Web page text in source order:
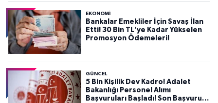
EKONOMİ
Bankalar Emekliler İçin Savaş İlan
Etti! 30 Bin TL'ye Kadar Yükselen
Promosyon Ödemeleri!
GÜNCEL
5 Bin Kişilik Dev Kadro! Adalet
Bakanlığı Personel Alımı
Başvuruları Başladı! Son Başvuru